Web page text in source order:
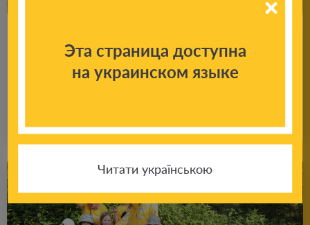
если ре­бе­нок по­сто­ян­но что-то гры­зет,
тянет руки в рот?
Эта страница доступна
на украинском языке
Читати українською